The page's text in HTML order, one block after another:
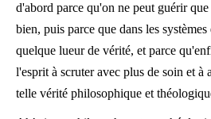
d'abord parce qu'on ne peut guérir
bien, puis parce que dans les
quelque lueur de vérité, et parce
l'esprit à scruter avec plus de soin et à
telle vérité philosophique et